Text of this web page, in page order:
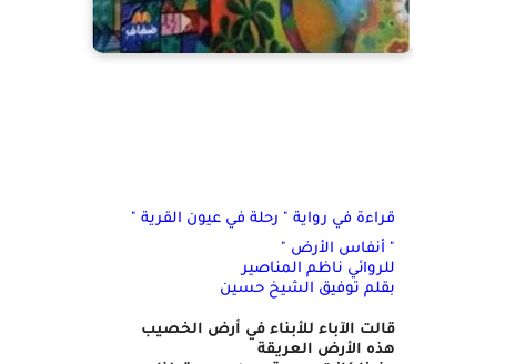
قراءة في رواية " رحلة في عيون القرية "
" أنفاس الأرض "
للروائي ناظم المناصير
بقلم توفيق الشيخ حسين
قالت الآباء للأبناء في أرض الخصيب
هذه الأرض العريقة